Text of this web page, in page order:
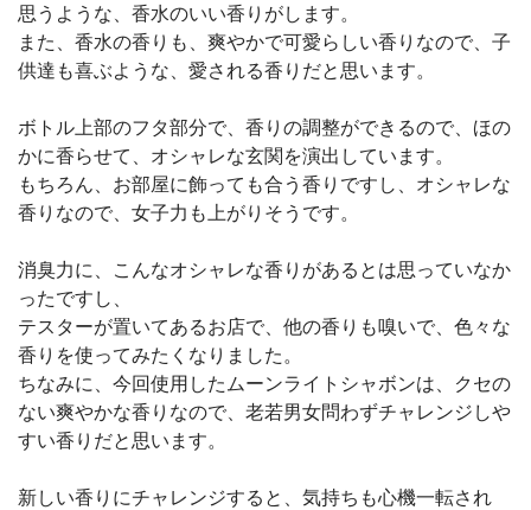
思うような、香水のいい香りがします。
また、香水の香りも、爽やかで可愛らしい香りなので、子
供達も喜ぶような、愛される香りだと思います。
ボトル上部のフタ部分で、香りの調整ができるので、ほの
かに香らせて、オシャレな玄関を演出しています。
もちろん、お部屋に飾っても合う香りですし、オシャレな
香りなので、女子力も上がりそうです。
消臭力に、こんなオシャレな香りがあるとは思っていなか
ったですし、
テスターが置いてあるお店で、他の香りも嗅いで、色々な
香りを使ってみたくなりました。
ちなみに、今回使用したムーンライトシャボンは、クセの
ない爽やかな香りなので、老若男女問わずチャレンジしや
すい香りだと思います。
新しい香りにチャレンジすると、気持ちも心機一転され